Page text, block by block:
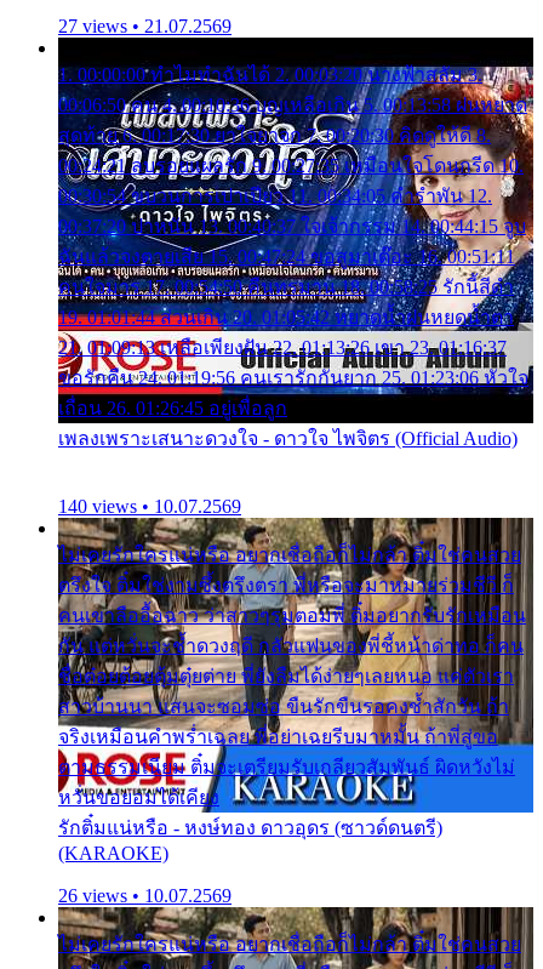
27 views • 21.07.2569
1. 00:00:00 ทำไมทำฉันได้ 2. 00:03:20 นางฟ้าสลัม 3.
00:06:50 คน 4. 00:10:36 บุญเหลือเกิน 5. 00:13:58 ฝนหยาด
สุดท้าย 6. 00:17:30 ยาใจยาจก 7. 00:20:30 คิดดูให้ดี 8.
00:24:21 ลบรอยแผลรัก 9. 00:27:35 เหมือนใจโดนกรีด 10.
00:30:54 ขบวนการเปาเปียว 11. 00:34:05 คำรำพัน 12.
00:37:20 ปาหนัน 13. 00:40:37 ใจเจ้ากรรม 14. 00:44:15 จูบ
ฉันแล้วจงตายเสีย 15. 00:47:24 ขอสูมาเต๊อะ 16. 00:51:11
คนใจมาร 17. 00:54:50 คืนทรมาน 18. 00:58:25 รักนี้สีดำ
19. 01:01:44 ส่วนเกิน 20. 01:05:42 หยาดน้ำฝนหยดน้ำตา
21. 01:09:13 เหลือเพียงฝัน 22. 01:13:26 เขา 23. 01:16:37
ขอรักคืน 24. 01:19:56 คนเรารักกันยาก 25. 01:23:06 หัวใจ
เถื่อน 26. 01:26:45 อยู่เพื่อลูก
เพลงเพราะเสนาะดวงใจ - ดาวใจ ไพจิตร (Official Audio)
140 views • 10.07.2569
ไม่เคยรักใครแน่หรือ อยากเชื่อถือก็ไม่กล้า ติ๋มใช่คนสวย
ตรึงใจ ติ๋มใช่งามซึ้งตรึงตรา พี่หรือจะมาหมายร่วมชีวี ก็
คนเขาลืออื้อฉาว ว่าสาวๆรุมตอมพี่ ติ๋มอยากรับรักเหมือน
กัน แต่หวั่นจะช้ำดวงฤดี กลัวแฟนของพี่ชี้หน้าด่าทอ ก็คน
ชื่อต๋อยต้อยตุ้มตุ๋ยต่าย พี่ยังลืมได้ง่ายๆเลยหนอ แค่ตัวเรา
สาวบ้านนา แสนจะซอมซ่อ ขืนรักขืนรอคงช้ำสักวัน ถ้า
จริงเหมือนคำพร่ำเฉลย พี่อย่าเฉยรีบมาหมั้น ถ้าพี่สู่ขอ
ตามธรรมเนียม ติ๋มจะเตรียมรับเกลียวสัมพันธ์ ผิดหวังไม่
หวั่นขอยอมได้เคียง
รักติ๋มแน่หรือ - หงษ์ทอง ดาวอุดร (ซาวด์ดนตรี)
(KARAOKE)
26 views • 10.07.2569
ไม่เคยรักใครแน่หรือ อยากเชื่อถือก็ไม่กล้า ติ๋มใช่คนสวย